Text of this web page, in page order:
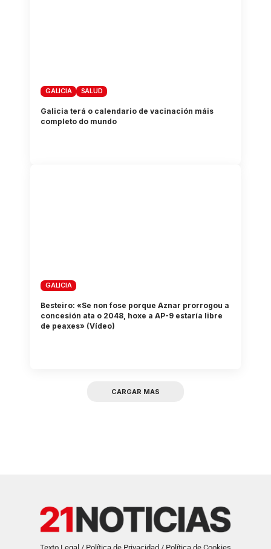
GALICIA SALUD
Galicia terá o calendario de vacinación máis
completo do mundo
GALICIA
Besteiro: «Se non fose porque Aznar prorrogou a
concesión ata o 2048, hoxe a AP-9 estaría libre
de peaxes» (Vídeo)
CARGAR MAS